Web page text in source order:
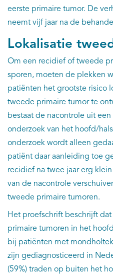
eerste primaire tumor. De
neemt vijf jaar na de
Lokalisatie
Om een recidief of tweede
sporen, moeten de plekken
patiënten het grootste risico
tweede primaire tumor te
bestaat de nacontrole uit
onderzoek van het hoofd/
onderzoek wordt alleen
patiënt daar aanleiding toe
recidief na twee jaar erg
van de nacontrole
tweede primaire tumoren.
Het proefschrift beschrijft
primaire tumoren in het
bij patiënten met
zijn gediagnosticeerd in
(59%) traden op buiten het